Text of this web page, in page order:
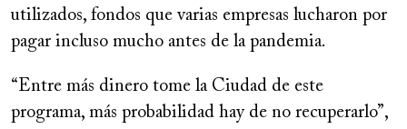
utilizados, fondos que varias empresas lucharon por
pagar incluso mucho antes de la pandemia.
“Entre más dinero tome la Ciudad de este
programa, más probabilidad hay de no recuperarlo”,